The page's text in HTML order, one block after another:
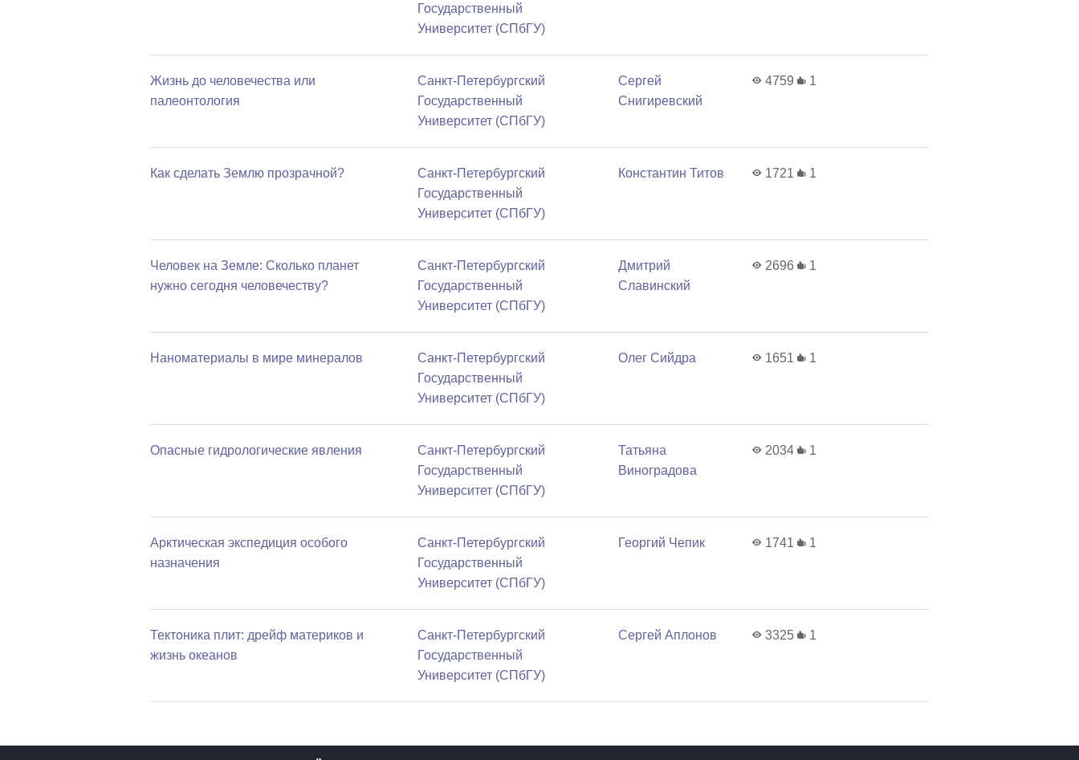
Государственный
Университет (СПбГУ)
Жизнь до человечества или
палеонтология
Санкт-Петербургский
Государственный
Университет (СПбГУ)
Сергей
Снигиревский
4759 1
Как сделать Землю прозрачной?
Санкт-Петербургский
Государственный
Университет (СПбГУ)
Константин Титов 1721 1
Человек на Земле: Сколько планет
нужно сегодня человечеству?
Санкт-Петербургский
Государственный
Университет (СПбГУ)
Дмитрий
Славинский
2696 1
Наноматериалы в мире минералов
Санкт-Петербургский
Государственный
Университет (СПбГУ)
Олег Сийдра 1651 1
Опасные гидрологические явления
Санкт-Петербургский
Государственный
Университет (СПбГУ)
Татьяна
Виноградова
2034 1
Арктическая экспедиция особого
назначения
Санкт-Петербургский
Государственный
Университет (СПбГУ)
Георгий Чепик 1741 1
Тектоника плит: дрейф материков и
жизнь океанов
Санкт-Петербургский
Государственный
Университет (СПбГУ)
Сергей Аплонов 3325 1